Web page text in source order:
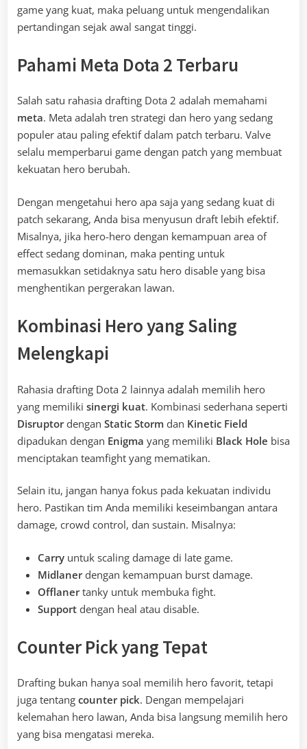
game yang kuat, maka peluang untuk mengendalikan
pertandingan sejak awal sangat tinggi.
Pahami Meta Dota 2 Terbaru
Salah satu rahasia drafting Dota 2 adalah memahami
meta. Meta adalah tren strategi dan hero yang sedang
populer atau paling efektif dalam patch terbaru. Valve
selalu memperbarui game dengan patch yang membuat
kekuatan hero berubah.
Dengan mengetahui hero apa saja yang sedang kuat di
patch sekarang, Anda bisa menyusun draft lebih efektif.
Misalnya, jika hero-hero dengan kemampuan area of
effect sedang dominan, maka penting untuk
memasukkan setidaknya satu hero disable yang bisa
menghentikan pergerakan lawan.
Kombinasi Hero yang Saling
Melengkapi
Rahasia drafting Dota 2 lainnya adalah memilih hero
yang memiliki sinergi kuat. Kombinasi sederhana seperti
Disruptordengan Static Storm dan Kinetic Field
dipadukan dengan Enigma yang memiliki Black Hole bisa
menciptakan teamfight yang mematikan.
Selain itu, jangan hanya fokus pada kekuatan individu
hero. Pastikan tim Anda memiliki keseimbangan antara
damage, crowd control, dan sustain. Misalnya:
Carry untuk scaling damage di late game.
Midlanerdengan kemampuan burst damage.
Offlanertanky untuk membuka fight.
Support dengan heal atau disable.
Counter Pick yang Tepat
Drafting bukan hanya soal memilih hero favorit, tetapi
juga tentang counter pick. Dengan mempelajari
kelemahan hero lawan, Anda bisa langsung memilih hero
yang bisa mengatasi mereka.